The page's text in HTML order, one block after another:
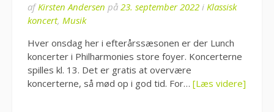
afKirsten Andersen på 23. september 2022 i Klassisk
koncert, Musik
Hver onsdag her i efterårssæsonen er der Lunch
koncerter i Philharmonies store foyer. Koncerterne
spilles kl. 13. Det er gratis at overvære
koncerterne, så mød op i god tid. For… [Læs videre]